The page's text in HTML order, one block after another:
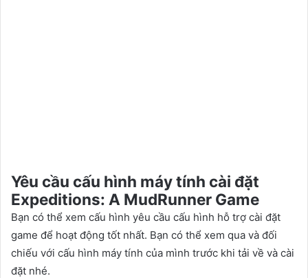
Yêu cầu cấu hình máy tính cài đặt
Expeditions: A MudRunner Game
Bạn có thể xem cấu hình yêu cầu cấu hình hỗ trợ cài đặt
game để hoạt động tốt nhất. Bạn có thể xem qua và đối
chiếu với cấu hình máy tính của mình trước khi tải về và cài
đặt nhé.